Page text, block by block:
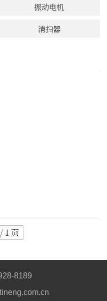
振动电机
清扫器
1 页
8189